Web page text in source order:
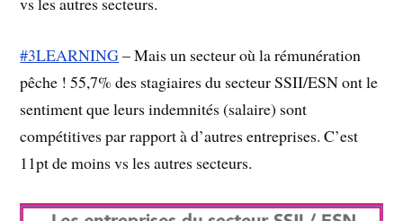
#3LEARNING– Mais un secteur où la rémunération
pêche ! 55,7% des stagiaires du secteur SSII/ESN ont le
sentiment que leurs indemnités (salaire) sont
compétitives par rapport à d’autres entreprises. C’est
11pt de moins vs les autres secteurs.